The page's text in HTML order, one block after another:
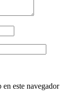
este navegador